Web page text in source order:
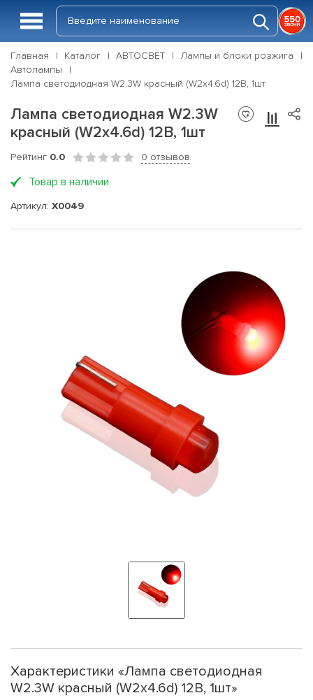
Главная Каталог АВТОСВЕТ
Лампы и блоки розжига
Автолампы
Лампа светодиодная W2.3W красный (W2x4.6d) 12В, 1шт
Лампа светодиодная W2.3W
красный (W2x4.6d) 12В, 1шт
Рейтинг 0.0 0 отзывов
Товар в наличии
Артикул: X0049
Характеристики «Лампа светодиодная
W2.3W красный (W2x4.6d) 12В, 1шт»